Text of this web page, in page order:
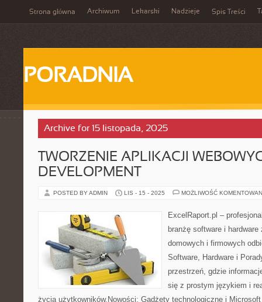
Strona główna Archiwum Lekarski Nadzieje Spis Treści
PORADNIA
Archive for 15 listopada, 2025
TWORZENIE APLIKACJI
DEVELOPMENT
POSTED BY ADMIN LIS - 15 - 2025 MOŻLIWOŚĆ
ExcelRaport.pl –
branżę software i
domowych i firmowych
Software, Hardware i
przestrzeń, gdzie
się z prostym językiem i
życia użytkowników.Nowości: Gadżety technologiczne i